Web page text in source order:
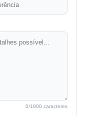
0/1800 caracteres